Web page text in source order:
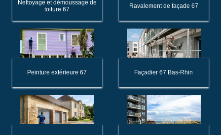
Nettoyage et démoussage de
toiture 67
Ravalement de façade 67
Peinture extérieure 67 Façadier 67 Bas-Rhin